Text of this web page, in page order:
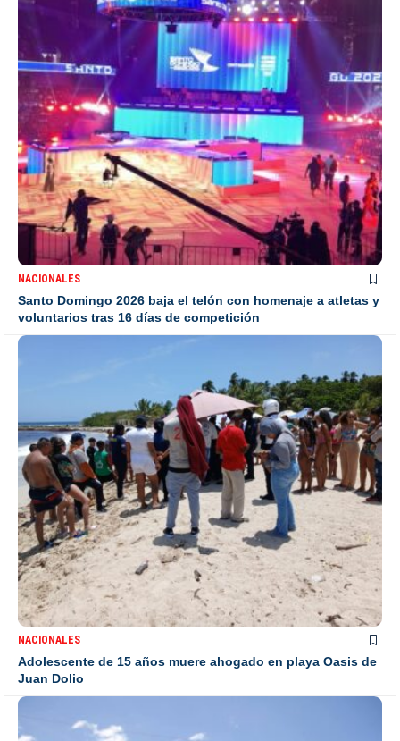
NACIONALES
Santo Domingo 2026 baja el telón con homenaje a atletas y
voluntarios tras 16 días de competición
NACIONALES
Adolescente de 15 años muere ahogado en playa Oasis de
Juan Dolio